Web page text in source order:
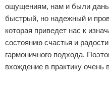
ощущениям, нам и были даны
быстрый, но надежный и
которая приведет нас к
состоянию счастья и
гармоничного подхода.
вхождение в практику очень